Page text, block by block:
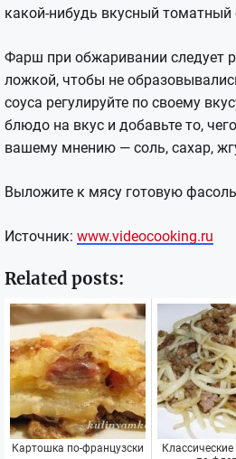
какой-нибудь вкусный томатный
Фарш при обжаривании следует
ложкой, чтобы не
соуса регулируйте по своему
блюдо на вкус и добавьте то,
вашему мнению — соль, сахар,
Выложите к мясу готовую
Источник: www.videocooking.ru
Related posts:
Картошка по-французски